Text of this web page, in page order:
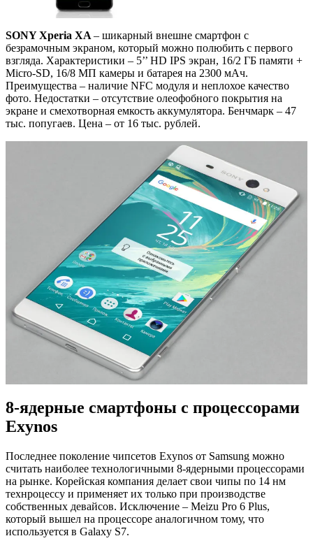
SONY Xperia XA – шикарный внешне смартфон с
безрамочным экраном, который можно полюбить с первого
взгляда. Характеристики – 5’’ HD IPS экран, 16/2 ГБ памяти +
Micro-SD, 16/8 МП камеры и батарея на 2300 мАч.
Преимущества – наличие NFC модуля и неплохое качество
фото. Недостатки – отсутствие олеофобного покрытия на
экране и смехотворная емкость аккумулятора. Бенчмарк – 47
тыс. попугаев. Цена – от 16 тыс. рублей.
8-ядерные смартфоны с процессорами
Exynos
Последнее поколение чипсетов Exynos от Samsung можно
считать наиболее технологичными 8-ядерными процессорами
на рынке. Корейская компания делает свои чипы по 14 нм
технроцессу и применяет их только при производстве
собственных девайсов. Исключение – Meizu Pro 6 Plus,
который вышел на процессоре аналогичном тому, что
используется в Galaxy S7.